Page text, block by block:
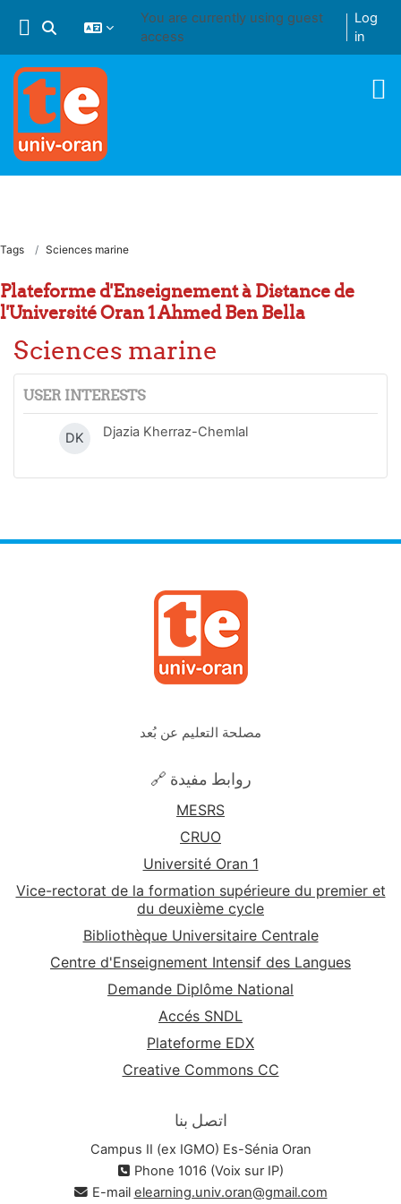
Toggle search input
You are currently using guest
access
Log
in
Tags Sciences marine
Plateforme d'Enseignement à Distance de
l'Université Oran 1 Ahmed Ben Bella
Sciences marine
USER INTERESTS
DK Djazia Kherraz-Chemlal
مصلحة التعليم عن بُعد
🔗 روابط مفيدة
MESRS
CRUO
Université Oran 1
Vice-rectorat de la formation supérieure du premier et
du deuxième cycle
Bibliothèque Universitaire Centrale
Centre d'Enseignement Intensif des Langues
Demande Diplôme National
Accés SNDL
Plateforme EDX
Creative Commons CC
اتصل بنا
Campus II (ex IGMO) Es-Sénia Oran
Phone 1016 (Voix sur IP)
E-mail elearning.univ.oran@gmail.com